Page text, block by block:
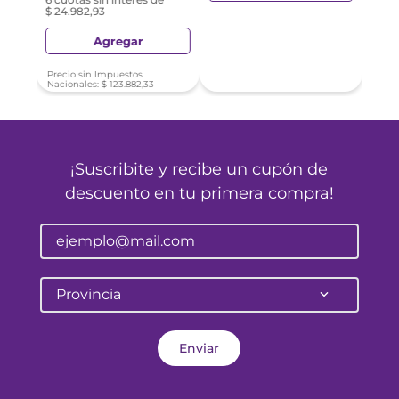
$ 24.982,93
Agregar
Precio sin Impuestos
Nacionales: $ 123.882,33
¡Suscribite y recibe un cupón de
descuento en tu primera compra!
Provincia
Enviar